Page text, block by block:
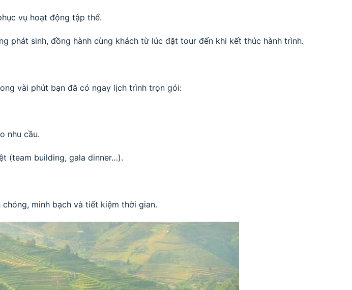
vụ hoạt động tập thể.
phát sinh, đồng hành cùng khách từ lúc đặt tour đến khi kết thúc hành trình.
vài phút bạn đã có ngay lịch trình trọn gói:
nhu cầu.
(team building, gala dinner…).
minh bạch và tiết kiệm thời gian.